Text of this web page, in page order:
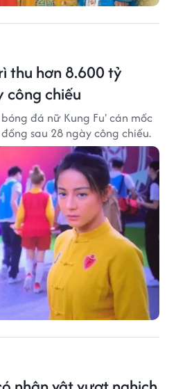
thu hơn 8.600 tỷ
công chiếu
đá nữ Kung Fu' cán mốc
sau 28 ngày công chiếu.